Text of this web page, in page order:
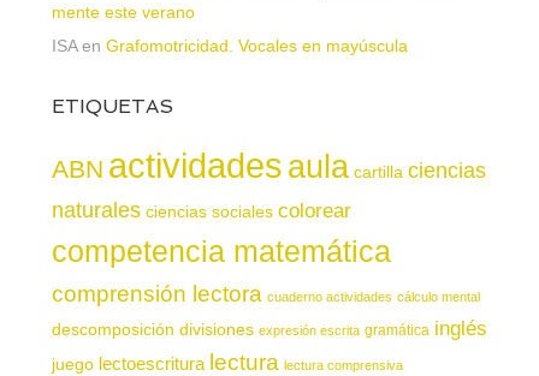
mente este verano
ISAen Grafomotricidad. Vocales en mayúscula
ETIQUETAS
ABN actividadesaula cartilla ciencias
naturales ciencias sociales colorear
competencia matemática
comprensión lectora cuaderno actividades cálculo mental
descomposición divisiones expresión escrita gramática inglés
juego lectoescritura lectura lectura comprensiva